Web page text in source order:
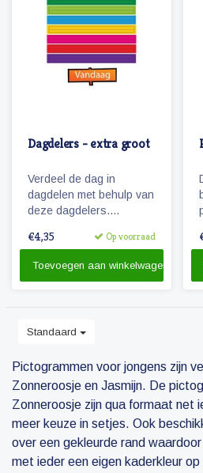
Dagdelers - extra groot
Verdeel de dag in
dagdelen met behulp van
deze dagdelers.
het planbord 'Blauwe
€4,35 Op voorraad
Toevoegen aan winkelwagen
Standaard
Pictogrammen voor jongens zijn
Zonneroosje en Jasmijn. De
Zonneroosje zijn qua formaat net
meer keuze in setjes. Ook
over een gekleurde rand
met ieder een eigen kaderkleur op